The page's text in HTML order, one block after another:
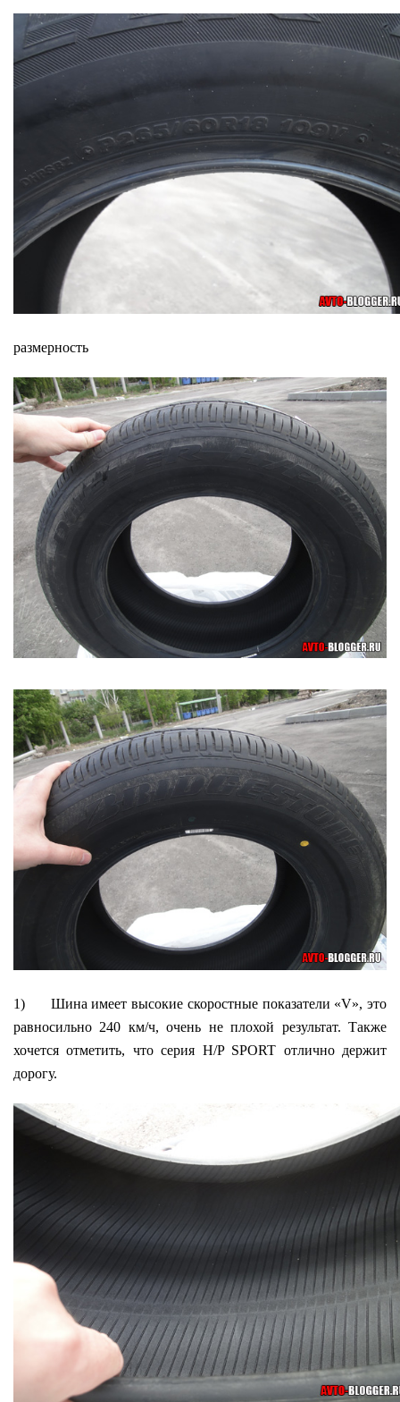
размерность
1) Шина имеет высокие скоростные показатели «V», это
равносильно 240 км/ч, очень не плохой результат. Также
хочется отметить, что серия H/P SPORT отлично держит
дорогу.